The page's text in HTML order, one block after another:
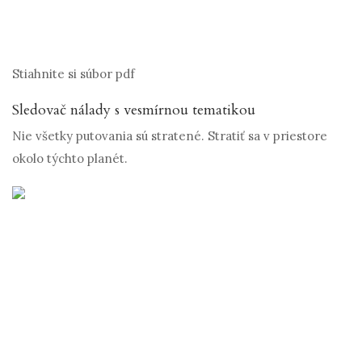
Stiahnite si súbor pdf
Sledovač nálady s vesmírnou tematikou
Nie všetky putovania sú stratené. Stratiť sa v priestore
okolo týchto planét.